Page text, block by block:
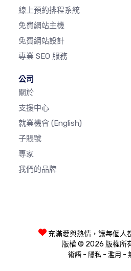
線上預約排程系統
免費網站主機
免費網站設計
專業 SEO 服務
公司
關於
支援中心
就業機會 (English)
子賬號
專家
我們的品牌
充滿愛與熱情，讓每個人
版權 © 2026 版權所
術語 - 隱私 - 濫用 -